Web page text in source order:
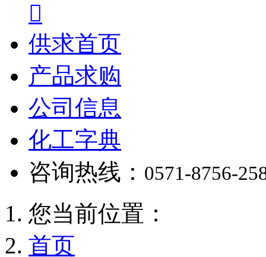

供求首页
产品求购
公司信息
化工字典
咨询热线： 0571-8756-
您当前位置：
首页